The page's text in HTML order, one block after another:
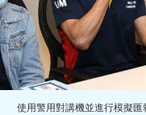
使用警用對講機並進行模擬